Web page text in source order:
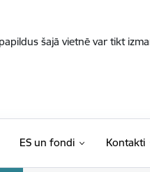
šajā vietnē var tikt
ES un fondi Kontakti